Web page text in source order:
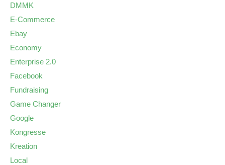
DMMK
E-Commerce
Ebay
Economy
Enterprise 2.0
Facebook
Fundraising
Game Changer
Google
Kongresse
Kreation
Local